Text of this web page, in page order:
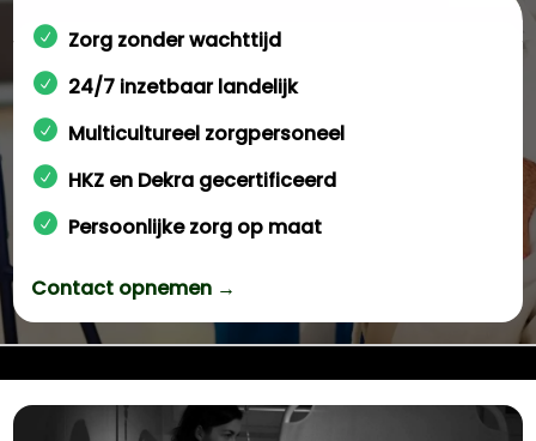
Zorg zonder wachttijd
24/7 inzetbaar landelijk
Multicultureel zorgpersoneel
HKZ en Dekra gecertificeerd
Persoonlijke zorg op maat
Contact opnemen →